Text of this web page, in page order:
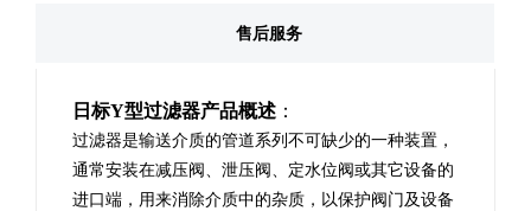
售后服务
日标Y型过滤器产品概述 ：
过滤器是输送介质的管道系列不可缺少的一种装置，
通常安装在减压阀、泄压阀、定水位阀或其它设备的
进口端，用来消除介质中的杂质，以保护阀门及设备